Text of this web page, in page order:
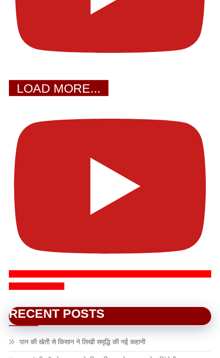
LOAD MORE...
SUBSCRIBE NOW
RECENT POSTS
पान की खेती से किसान ने लिखी समृद्धि की नई कहानी